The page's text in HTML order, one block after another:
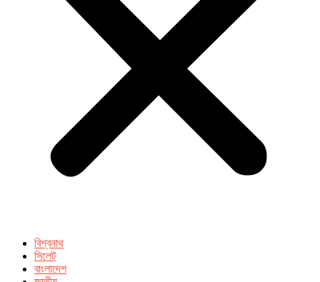
বিশ্বনাথ
সিলেট
বাংলাদেশ